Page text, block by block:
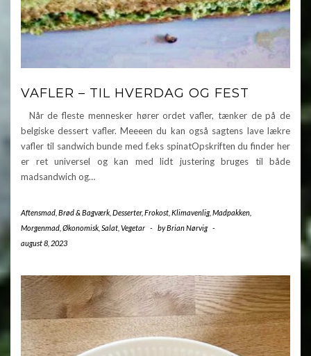
VAFLER – TIL HVERDAG OG FEST
Når de fleste mennesker hører ordet vafler, tænker de på de
belgiske dessert vafler. Meeeen du kan også sagtens lave lækre
vafler til sandwich bunde med f.eks spinatOpskriften du finder her
er ret universel og kan med lidt justering bruges til både
madsandwich og…
Aftensmad Brød & Bagværk Desserter, Frokost Klimavenlig, Madpakken
Morgenmad Økonomisk Salat Vegetar - byBrian Nørvig -
august 8, 2023